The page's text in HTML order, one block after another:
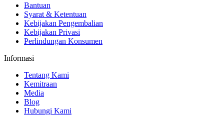
Bantuan
Syarat & Ketentuan
Kebijakan Pengembalian
Kebijakan Privasi
Perlindungan Konsumen
Informasi
Tentang Kami
Kemitraan
Media
Blog
Hubungi Kami